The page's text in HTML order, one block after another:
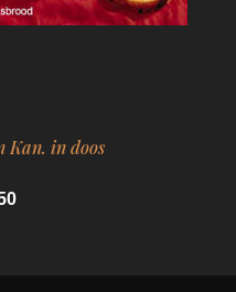
Kan. in doos